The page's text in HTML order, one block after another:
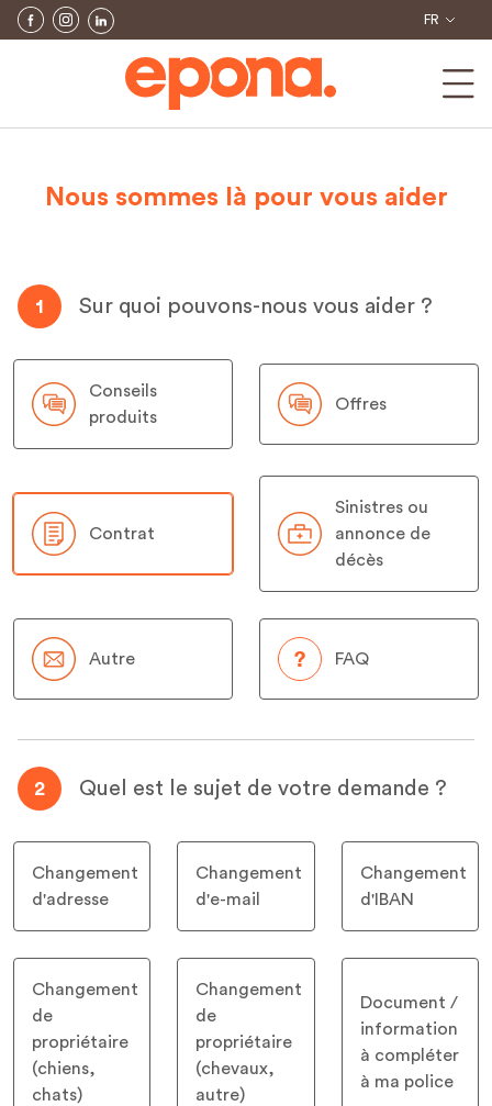
FR
Nous sommes là pour vous aider
1 Sur quoi pouvons-nous vous aider ?
Conseils
produits
Offres
Contrat
Sinistres ou
annonce de
décès
Autre FAQ
2 Quel est le sujet de votre demande ?
Changement
d'adresse
Changement
d'e-mail
Changement
d'IBAN
Changement
de
propriétaire
(chiens,
chats)
Changement
de
propriétaire
(chevaux,
autre)
Document /
information
à compléter
à ma police